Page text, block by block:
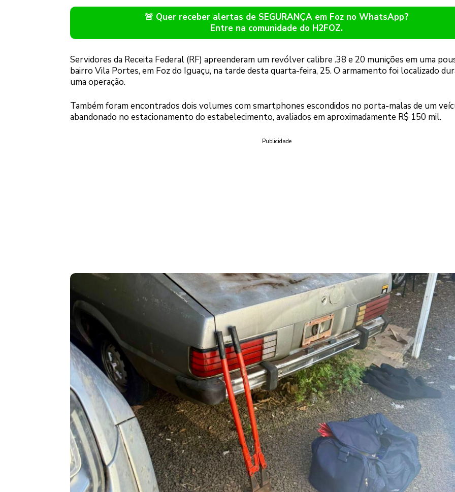
🚨 Quer receber alertas de SEGURANÇA em Foz no WhatsApp?
Entre na comunidade do H2FOZ.
Servidores da Receita Federal (RF) apreenderam um revólver calibre .38 e 20 munições em uma
bairro Vila Portes, em Foz do Iguaçu, na tarde desta quarta-feira, 25. O armamento foi localizado
uma operação.
Também foram encontrados dois volumes com smartphones escondidos no porta-malas de um
abandonado no estacionamento do estabelecimento, avaliados em aproximadamente R$ 150 mil.
Publicidade